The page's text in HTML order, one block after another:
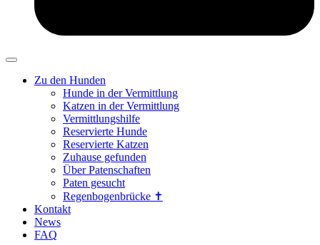
Zu den Hunden
Hunde in der Vermittlung
Katzen in der Vermittlung
Vermittlungshilfe
Reservierte Hunde
Reservierte Katzen
Zuhause gefunden
Über Patenschaften
Paten gesucht
Regenbogenbrücke ✝
Kontakt
News
FAQ